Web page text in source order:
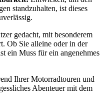
standzuhalten, ist dieses
gedacht, mit besonderem
Ob Sie alleine oder in der
ein Muss für ein angenehmes
Ihrer Motorradtouren und
Abenteuer mit dem